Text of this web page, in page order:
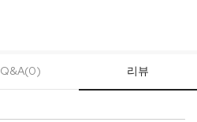
Q&A(0) 리뷰